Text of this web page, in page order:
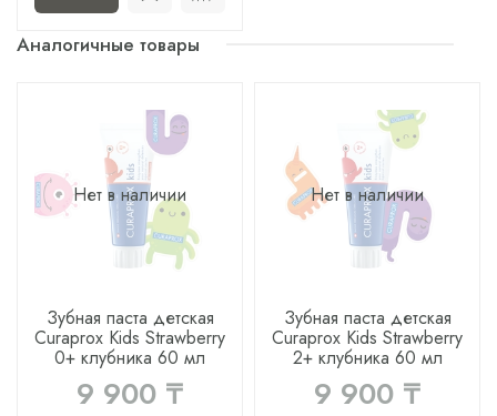
Аналогичные товары
Нет в наличии
Зубная паста детская
Curaprox Kids Strawberry
0+ клубника 60 мл
9 900 ₸
Нет в наличии
Зубная паста детская
Curaprox Kids Strawberry
2+ клубника 60 мл
9 900 ₸